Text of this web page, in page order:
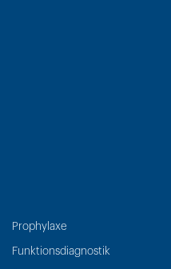
Prophylaxe
Funktionsdiagnostik